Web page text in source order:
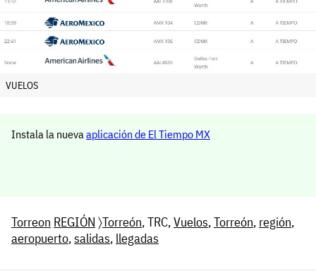
VUELOS
Instala la nuevaaplicación de El Tiempo MX
Torreon REGIÓN 〉Torreón, TRC,Vuelos,Torreón, región,
aeropuerto,salidas, llegadas